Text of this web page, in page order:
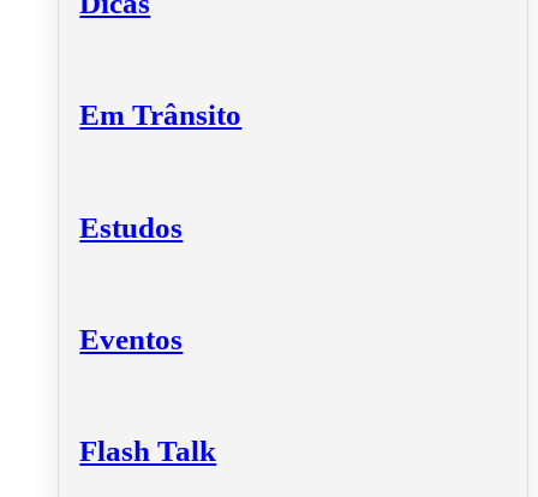
Em Trânsito
Estudos
Eventos
Flash Talk